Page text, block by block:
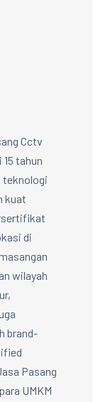
Cctv
tahun
teknologi
kuat
di
wilayah
brand-
Pasang
UMKM